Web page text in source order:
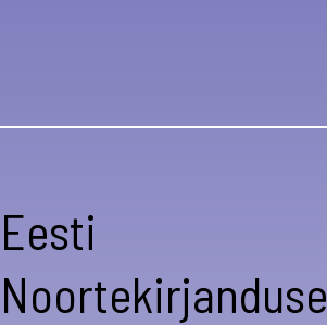
Eesti
Noortekirjanduse